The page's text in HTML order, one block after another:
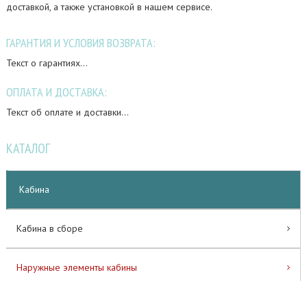
доставкой, а также установкой в нашем сервисе.
ГАРАНТИЯ И УСЛОВИЯ ВОЗВРАТА:
Текст о гарантиях...
ОПЛАТА И ДОСТАВКА:
Текст об оплате и доставки...
КАТАЛОГ
Кабина
Кабина в сборе
Наружные элементы кабины